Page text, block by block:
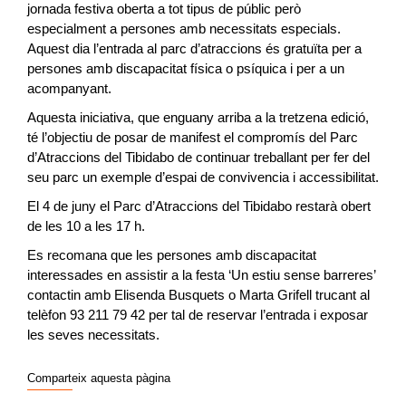
jornada festiva oberta a tot tipus de públic però
especialment a persones amb necessitats especials.
Aquest dia l’entrada al parc d’atraccions és gratuïta per a
persones amb discapacitat física o psíquica i per a un
acompanyant.
Aquesta iniciativa, que enguany arriba a la tretzena edició,
té l’objectiu de posar de manifest el compromís del Parc
d’Atraccions del Tibidabo de continuar treballant per fer del
seu parc un exemple d’espai de convivencia i accessibilitat.
El 4 de juny el Parc d’Atraccions del Tibidabo restarà obert
de les 10 a les 17 h.
Es recomana que les persones amb discapacitat
interessades en assistir a la festa ‘Un estiu sense barreres’
contactin amb Elisenda Busquets o Marta Grifell trucant al
telèfon 93 211 79 42 per tal de reservar l’entrada i exposar
les seves necessitats.
Comparteix aquesta pàgina